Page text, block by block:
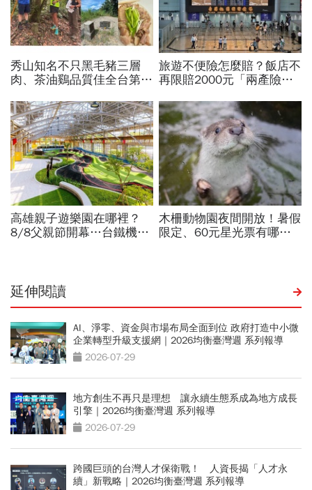
延伸閱讀
AI、淨零、資金與市場布局全面到位 政府打造中小微
企業轉型升級支援網｜2026均衡臺灣週 系列報導
2026-07-29
地方創生不再只是理想 讓永續生態系成為地方成長
引擎｜2026均衡臺灣週 系列報導
2026-07-29
跨國巨頭的台灣人才保衛戰！ 人資長揭「人才永
續」新戰略｜2026均衡臺灣週 系列報導